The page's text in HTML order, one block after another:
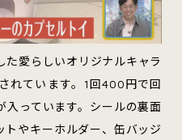
た愛らしいオリジナルキャラ
れています。1回400円で回
入っています。シールの裏面
トやキーホルダー、缶バッジ